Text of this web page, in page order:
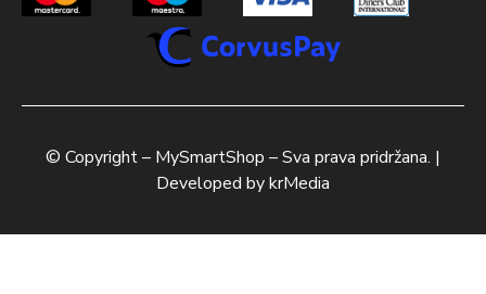
© Copyright – MySmartShop – Sva prava pridržana. |
Developed bykrMedia